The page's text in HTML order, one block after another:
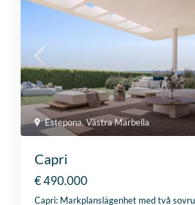
Estepona,Västra Marbella
Capri
€ 490.000
Capri: Markplanslägenhet med två